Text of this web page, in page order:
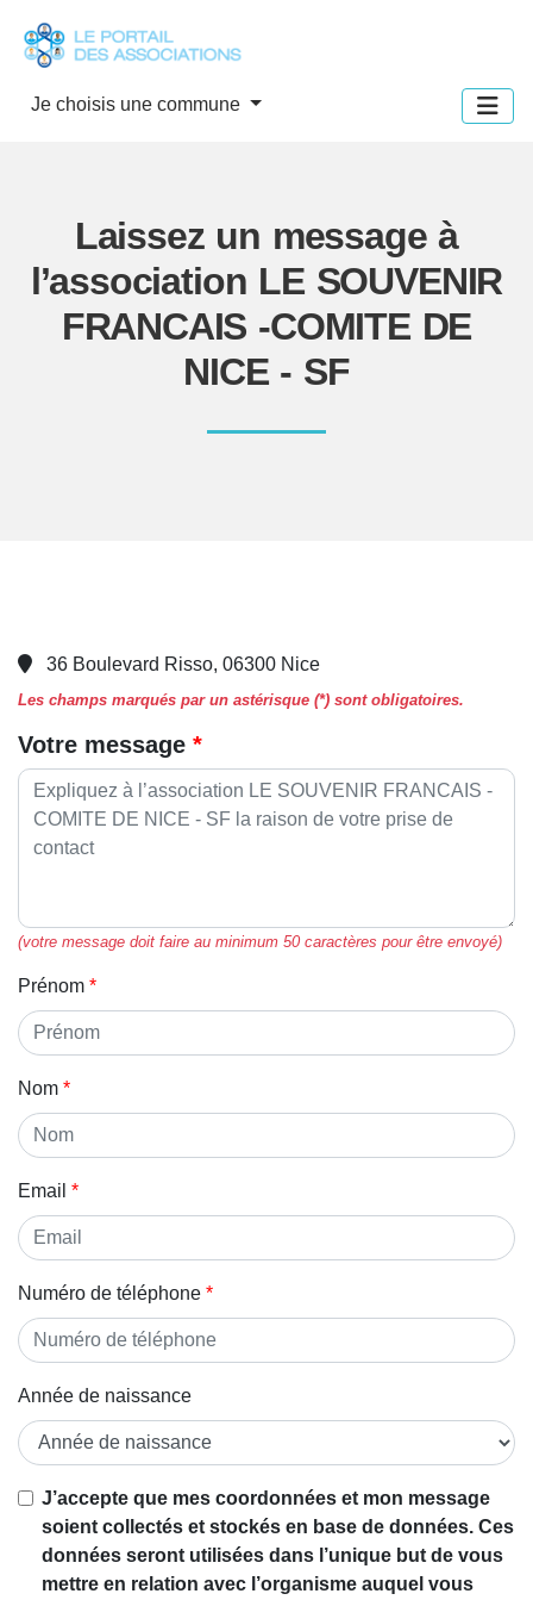
Je choisis une commune
Laissez un message à
l’association LE SOUVENIR
FRANCAIS -COMITE DE
NICE - SF
36 Boulevard Risso, 06300 Nice
Les champs marqués par un astérisque (*) sont obligatoires.
Votre message
(votre message doit faire au minimum 50 caractères pour être envoyé)
Prénom
Nom
Email
Numéro de téléphone
Année de naissance
J’accepte que mes coordonnées et mon message
soient collectés et stockés en base de données. Ces
données seront utilisées dans l’unique but de vous
mettre en relation avec l’organisme auquel vous